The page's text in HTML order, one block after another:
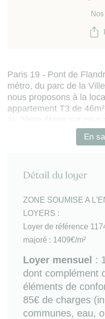
Paris 19 - Pont de
métro, du parc de la
nous proposons à la
appartement T3 de
au 3ème étage sur cour
rouge typique de la
- cuisine séparée semi-
réfrigrateur-
petit électroménager,
- 2 chambres double
chaeminée et mobilier
- salle de bains
- WC séparés.
Bon à savoir: fibre /
parquet - cheminées /
colocation possible /
réactualisation.
En
Détail du loyer
ZONE SOUMISE A
LOYERS :
Loyer de référence
majoré : 1409€/m²
Loyer mensuel :
dont complément
éléments de
85€ de charges
communes, eau,